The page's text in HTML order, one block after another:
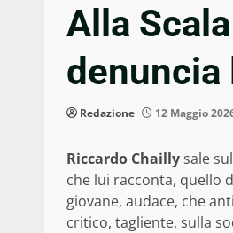
Alla
denuncia
Redazione 12 Maggio
Riccardo Chaillysale
che lui racconta, quello
giovane, audace, che
critico, tagliente, sulla